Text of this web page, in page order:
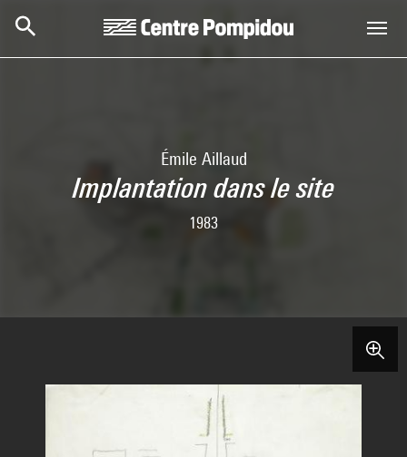
Émile Aillaud
Implantation dans le site
1983